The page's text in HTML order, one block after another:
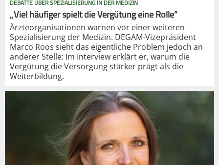
DEBATTE ÜBER SPEZIALISIERUNG IN DER MEDIZIN
„Viel häufiger spielt die Vergütung eine Rolle“
Ärzteorganisationen warnen vor einer weiteren
Spezialisierung der Medizin. DEGAM-Vizepräsident
Marco Roos sieht das eigentliche Problem jedoch an
anderer Stelle: Im Interview erklärt er, warum die
Vergütung die Versorgung stärker prägt als die
Weiterbildung.